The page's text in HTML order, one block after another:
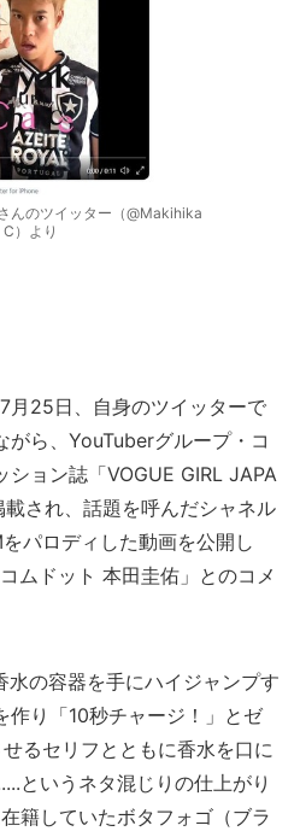
んのツイッター（@Makihika
C）より
25日、自身のツイッターで
がら、YouTuberグループ・コ
ション誌「VOGUE GIRL JAPA
され、話題を呼んだシャネル
パロディした動画を公開し
ムドット 本田圭佑」とのコメ
の容器を手にハイジャンプす
作り「10秒チャージ！」とゼ
るセリフとともに香水を口に
というネタ混じりの仕上がり
籍していたボタフォゴ（ブラ